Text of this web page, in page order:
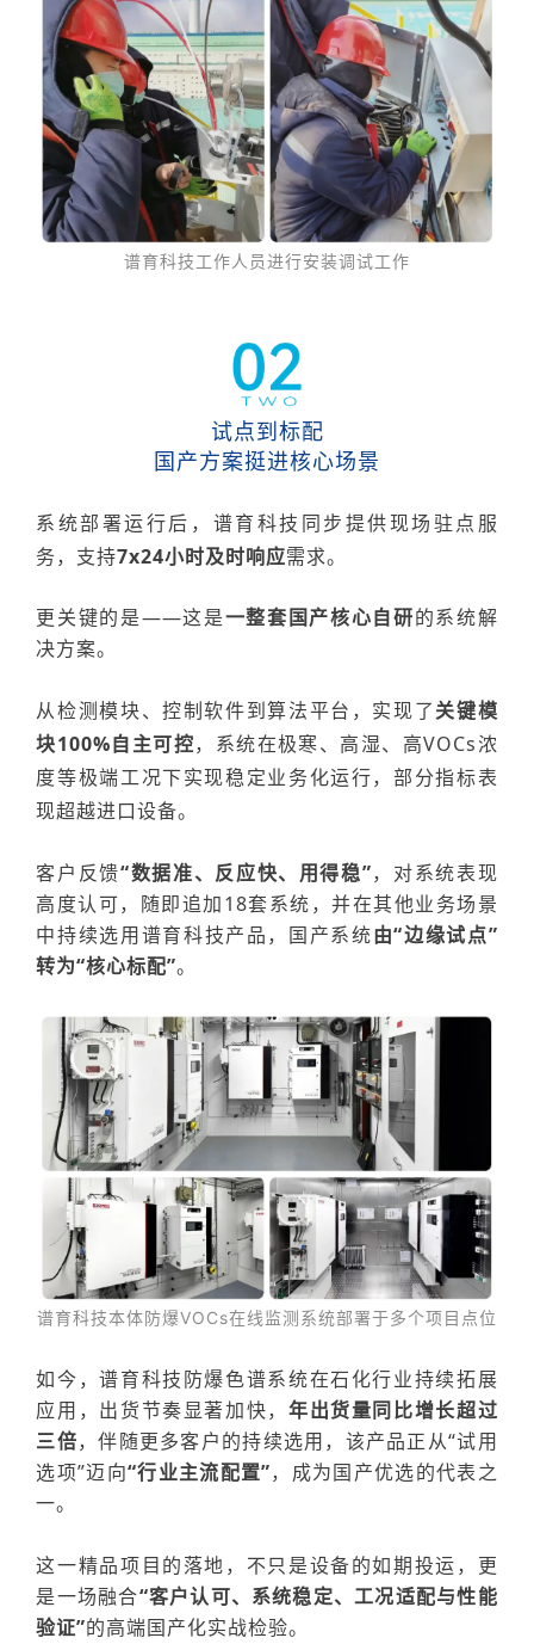
谱育科技工作人员进行安装调试工作
试点到标配
国产方案挺进核心场景
系统部署运行后 ， 谱育科技同步提供现场驻点服
务，支持7x24小时及时响应需求。
更关键的是——这是一整套国产核心自研的系统解
决方案。
从检测模块、控制软件到算法平台，实现了关键模
块100%自主可控，系统在极寒、高湿、高VOCs浓
度等极端工况下实现稳定业务化运行，部分指标表
现超越进口设备。
客户反馈“数据准、反应快、用得稳”， 对系统表现
高度认可， 随即追加18套系统，并在其他业务场景
中持续选用谱育科技产品，国产系统由“边缘试点”
转为“核心标配”。
谱育科技本体防爆VOCs在线监测系统部署于多个项目点位
如今，谱育科技防爆色谱系统在石化行业持续拓展
应用，出货节奏显著加快， 年出货量同比增长超过
三倍，伴随更多客户的持续选用，该产品正从“试用
选项”迈向“行业主流配置”，成为国产优选的代表之
一。
这一精品项目的落地，不只是设备的如期投运，更
是一场融合“客户认可、系统稳定、工况适配与性能
验证”的高端国产化实战检验。